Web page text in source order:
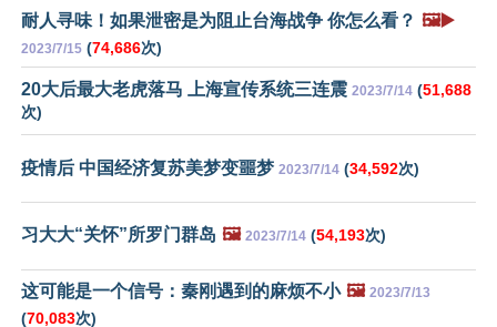
耐人寻味！如果泄密是为阻止台海战争 你怎么看？ 🖼️▶️
2023/7/15 (74,686次)
20大后最大老虎落马 上海宣传系统三连震 2023/7/14 (51,688
次)
疫情后 中国经济复苏美梦变噩梦 2023/7/14 (34,592次)
习大大“关怀”所罗门群岛 🖼️ 2023/7/14 (54,193次)
这可能是一个信号：秦刚遇到的麻烦不小 🖼️ 2023/7/13
(70,083次)